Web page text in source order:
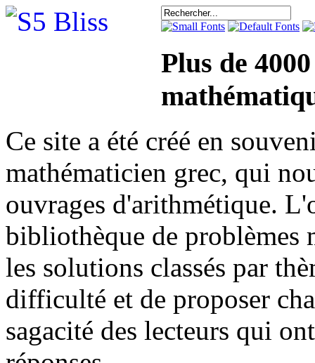
Plus de
Ce site a été créé en
mathématicien grec, qui
ouvrages d'arithmétique.
bibliothèque de problèmes
les solutions classés par
difficulté et de proposer
sagacité des lecteurs qui